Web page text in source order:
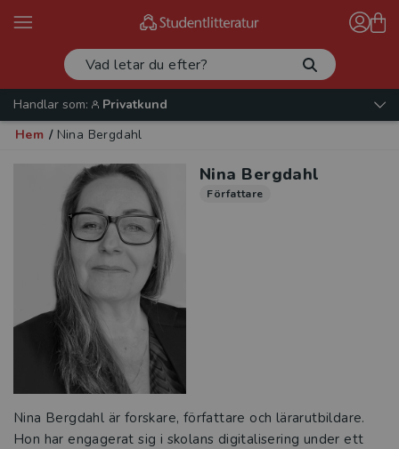
Handlar som:
Privatkund
Hem / Nina Bergdahl
Nina Bergdahl
Författare
Nina Bergdahl är forskare, författare och lärarutbildare.
Hon har engagerat sig i skolans digitalisering under ett